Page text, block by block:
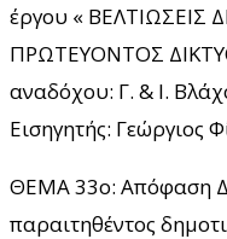
έργου « ΒΕΛΤΙΩΣΕΙΣ
ΠΡΩΤΕΥΟΝΤΟΣ
αναδόχου: Γ. & Ι.
Εισηγητής: Γεώργιος
ΘΕΜΑ 33ο: Απόφαση
παραιτηθέντος